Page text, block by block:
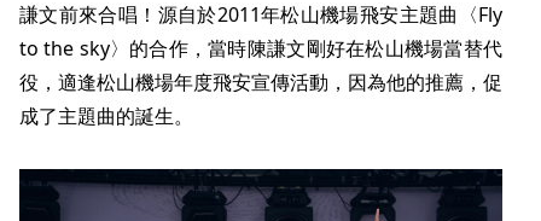
謙文前來合唱！源自於2011年松山機場飛安主題曲〈Fly
to the sky〉的合作，當時陳謙文剛好在松山機場當替代
役，適逢松山機場年度飛安宣傳活動，因為他的推薦，促
成了主題曲的誕生。